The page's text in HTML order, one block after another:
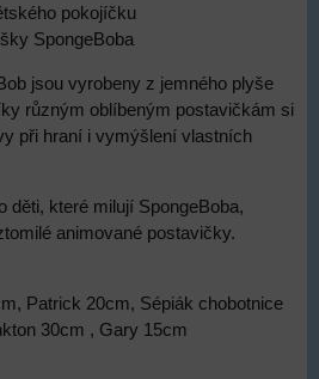
pokojíčku
SpongeBoba
jsou vyrobeny z jemného plyše
různým oblíbeným postavičkám si
při hraní i vymýšlení vlastních
děti, které milují SpongeBoba,
animované postavičky.
Patrick 20cm, Sépiák chobotnice
30cm , Gary 15cm